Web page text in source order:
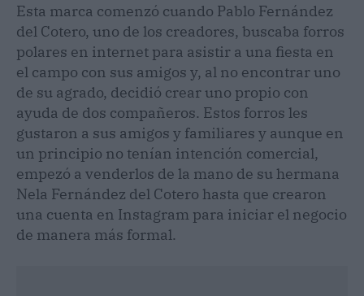
Esta marca comenzó cuando Pablo Fernández
del Cotero, uno de los creadores, buscaba forros
polares en internet para asistir a una fiesta en
el campo con sus amigos y, al no encontrar uno
de su agrado, decidió crear uno propio con
ayuda de dos compañeros. Estos forros les
gustaron a sus amigos y familiares y aunque en
un principio no tenían intención comercial,
empezó a venderlos de la mano de su hermana
Nela Fernández del Cotero hasta que crearon
una cuenta en Instagram para iniciar el negocio
de manera más formal.